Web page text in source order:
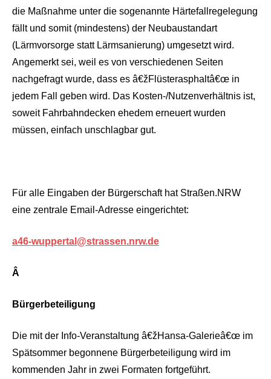
die Maßnahme unter die sogenannte Härtefallregelegung
fällt und somit (mindestens) der Neubaustandart
(Lärmvorsorge statt Lärmsanierung) umgesetzt wird.
Angemerkt sei, weil es von verschiedenen Seiten
nachgefragt wurde, dass es â€žFlüsterasphaltâ€œ in
jedem Fall geben wird. Das Kosten-/Nutzenverhältnis ist,
soweit Fahrbahndecken ehedem erneuert wurden
müssen, einfach unschlagbar gut.
Für alle Eingaben der Bürgerschaft hat Straßen.NRW
eine zentrale Email-Adresse eingerichtet:
a46-wuppertal@strassen.nrw.de
Â
Bürgerbeteiligung
Die mit der Info-Veranstaltung â€žHansa-Galerieâ€œ im
Spätsommer begonnene Bürgerbeteiligung wird im
kommenden Jahr in zwei Formaten fortgeführt.